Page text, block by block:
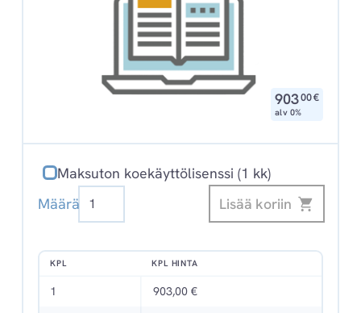
903,00€
alv 0%
Maksuton koekäyttölisenssi (1 kk)
Määrä Edilex
Digikirjasto
Lisää koriin
KPL KPL HINTA
1 903,00 €